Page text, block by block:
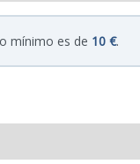
mínimo es de 10 €.